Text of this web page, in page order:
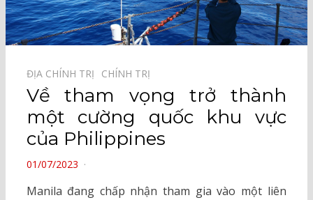
ĐỊA CHÍNH TRỊ⠀ CHÍNH TRỊ⠀
Về tham vọng trở thành
một cường quốc khu vực
của Philippines
POSTED
01/07/2023
Manila đang chấp nhận tham gia vào một liên